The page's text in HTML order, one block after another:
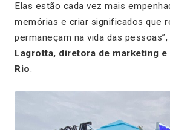
Elas estão cada vez mais
memórias e criar significados que
permaneçam na vida das
Lagrotta, diretora de marketing
Rio.